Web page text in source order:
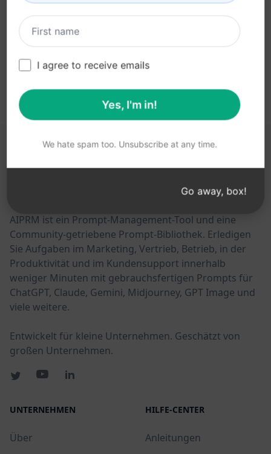
Prompt jetzt in ChatGPT ausprobieren
DIESE LINKS KÖNNTEN HILFREICH SEIN
AIPRM ist ein Prompt-Management-Tool und eine
Community-getriebene Prompt-Bibliothek. Erledigen
Sie Aufgaben im Marketing, Vertrieb, Betrieb, in der
Produktivität und im Kundensupport innerhalb
weniger Minuten mit gebrauchsfertigen Prompts für
ChatGPT, Claude, Gemini, Midjourney, GPT Image und
viele weitere.
Entwickelt für kleine Unternehmen. Geschätzt von
großen Unternehmen.
UNTERNEHMEN
Über
HILFE-CENTER
Anleitungen
I agree to receive emails
Yes, I'm in!
We hate spam too. Unsubscribe at any time.
Go away, box!